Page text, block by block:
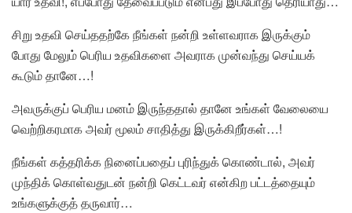
சிறு உதவி செய்ததற்கே நீங்கள் நன்றி உள்ளவராக இருக்கும்
போது மேலும் பெரிய உதவிகளை அவராக முன்வந்து செய்யக்
கூடும் தானே…!
அவருக்குப் பெரிய மனம் இருந்ததால் தானே உங்கள் வேலையை
வெற்றிகரமாக அவர் மூலம் சாதித்து இருக்கிறீர்கள்…!
நீங்கள் கத்தரிக்க நினைப்பதைப் புரிந்துக் கொண்டால், அவர்
முந்திக் கொள்வதுடன் நன்றி கெட்டவர் என்கிற பட்டத்தையும்
உங்களுக்குத் தருவார்…